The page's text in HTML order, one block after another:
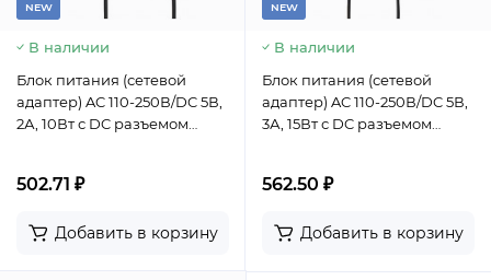
NEW
В наличии
Блок питания (сетевой
адаптер) AC 110-250В/DC 5В,
2А, 10Вт с DC разъемом
502.71 ₽
Добавить в корзину
NEW
В наличии
Блок питания (сетевой
адаптер) AC 110-250В/DC 5В,
3А, 15Вт с DC разъемом
562.50 ₽
Добавить в корзину